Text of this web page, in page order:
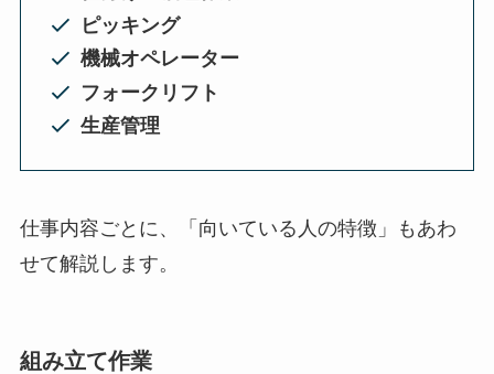
ピッキング
機械オペレーター
フォークリフト
生産管理
仕事内容ごとに、「向いている人の特徴」もあわ
せて解説します。
組み立て作業